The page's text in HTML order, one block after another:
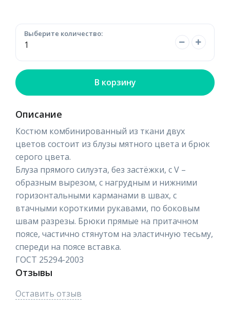
Выберите количество:
В корзину
Описание
Костюм комбинированный из ткани двух
цветов состоит из блузы мятного цвета и брюк
серого цвета.
Блуза прямого силуэта, без застёжки, с V –
образным вырезом, с нагрудным и нижними
горизонтальными карманами в швах, с
втачными короткими рукавами, по боковым
швам разрезы. Брюки прямые на притачном
поясе, частично стянутом на эластичную тесьму,
спереди на поясе вставка.
ГОСТ 25294-2003
Отзывы
Оставить отзыв